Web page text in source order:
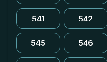
541 542
545 546